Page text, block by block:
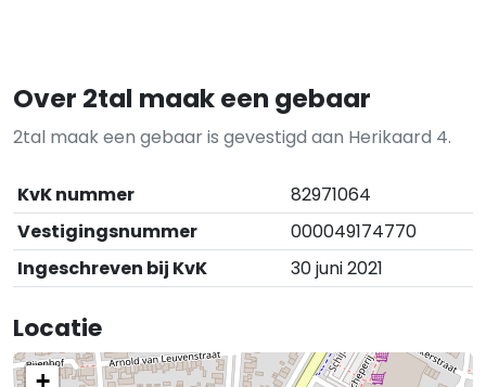
Over 2tal maak een gebaar
2tal maak een gebaar is gevestigd aan Herikaard 4.
KvK nummer
82971064
Vestigingsnummer
000049174770
Ingeschreven bij KvK
30 juni 2021
Locatie
+